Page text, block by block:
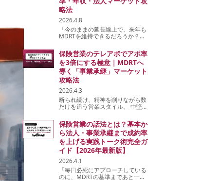
略法
2026.4.8
「今のままの延長線上で、来年も
MDRTを維持できるだろうか？」
るなら、その直感は正しいと言わ
ざるを得ません。 個人保険の積
み上げや、知人・友人の紹介に頼
る営...
保険営業のテレアポでアポ率
を3倍にする極意｜MDRTへ
導く「事業承継」マーケット
攻略法
2026.4.3
断られ続け、精神を削りながら数
だけを追う営業スタイル。 中堅と
焦りを感じている方は少なくあり
ません。 事実、平均年収500万円
とMDRTの1,400万円を分けるの
は、根性...
保険営業の話法とは？基本か
ら法人・事業承継まで成約率
を上げる実践トーク術完全ガ
イド【2026年最新版】
2026.4.1
「毎日必死にアプローチしている
のに、MDRTの基準まであと一歩